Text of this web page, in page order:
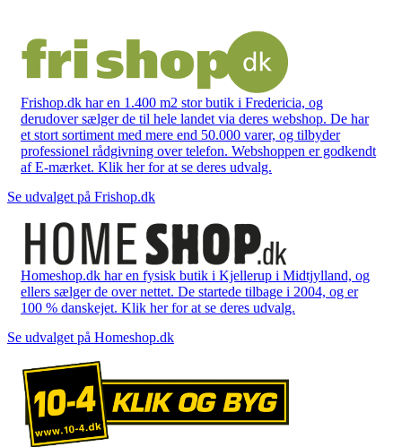
Frishop.dk har en 1.400 m2 stor butik i Fredericia, og
derudover sælger de til hele landet via deres webshop. De har
et stort sortiment med mere end 50.000 varer, og tilbyder
professionel rådgivning over telefon. Webshoppen er godkendt
af E-mærket. Klik her for at se deres udvalg.
Se udvalget på Frishop.dk
Homeshop.dk har en fysisk butik i Kjellerup i Midtjylland, og
ellers sælger de over nettet. De startede tilbage i 2004, og er
100 % danskejet. Klik her for at se deres udvalg.
Se udvalget på Homeshop.dk